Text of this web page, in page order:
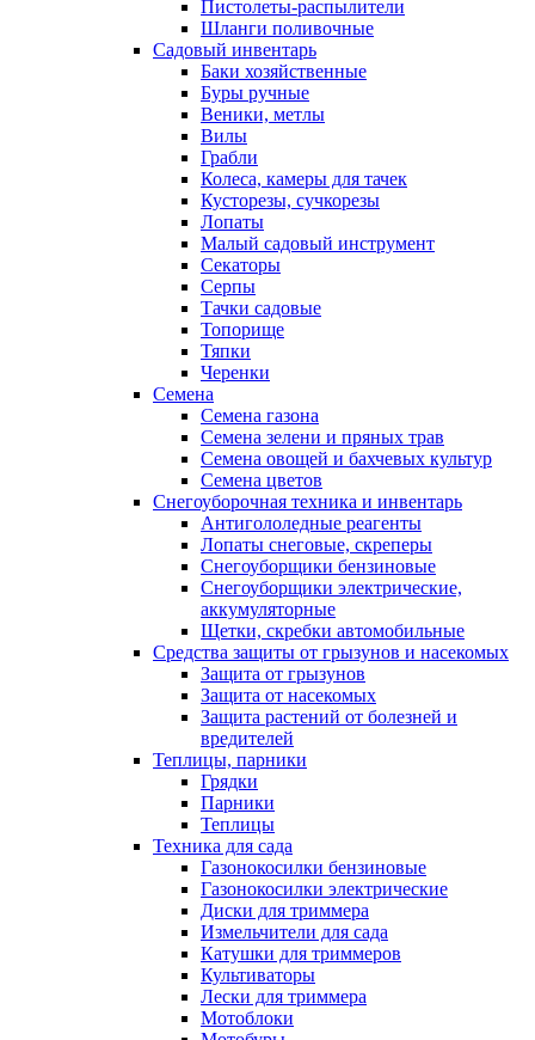
Пистолеты-распылители
Шланги поливочные
Садовый инвентарь
Баки хозяйственные
Буры ручные
Веники, метлы
Вилы
Грабли
Колеса, камеры для тачек
Кусторезы, сучкорезы
Лопаты
Малый садовый инструмент
Секаторы
Серпы
Тачки садовые
Топорище
Тяпки
Черенки
Семена
Семена газона
Семена зелени и пряных трав
Семена овощей и бахчевых культур
Семена цветов
Снегоуборочная техника и инвентарь
Антигололедные реагенты
Лопаты снеговые, скреперы
Снегоуборщики бензиновые
Снегоуборщики электрические,
аккумуляторные
Щетки, скребки автомобильные
Средства защиты от грызунов и насекомых
Защита от грызунов
Защита от насекомых
Защита растений от болезней и
вредителей
Теплицы, парники
Грядки
Парники
Теплицы
Техника для сада
Газонокосилки бензиновые
Газонокосилки электрические
Диски для триммера
Измельчители для сада
Катушки для триммеров
Культиваторы
Лески для триммера
Мотоблоки